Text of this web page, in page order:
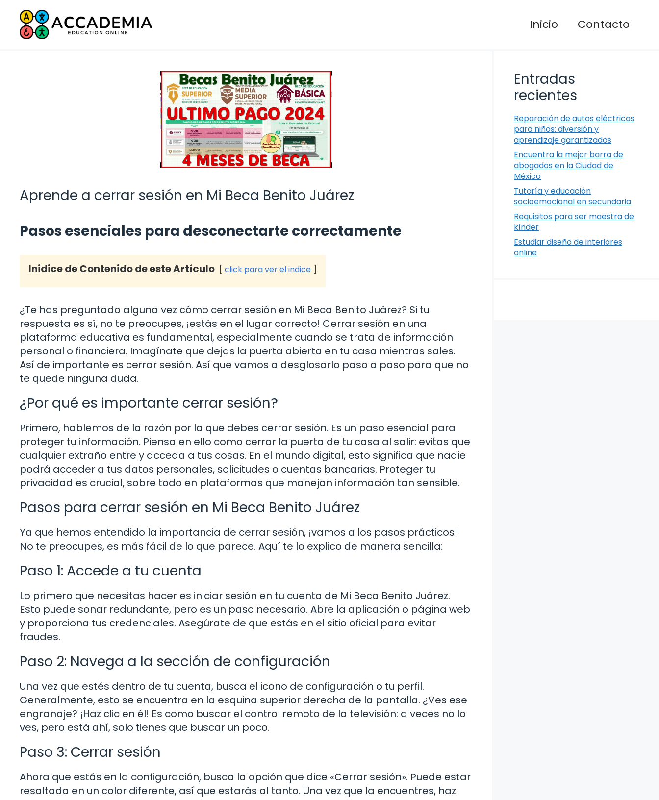
Saltar
contenido
Inicio Contacto
Aprende a cerrar sesión en Mi Beca Benito Juárez
Pasos esenciales para desconectarte correctamente
Inidice de Contenido de este Artículo click para ver el indice
¿Te has preguntado alguna vez cómo cerrar sesión en Mi Beca Benito Juárez? Si tu
respuesta es sí, no te preocupes, ¡estás en el lugar correcto! Cerrar sesión en una
plataforma educativa es fundamental, especialmente cuando se trata de información
personal o financiera. Imagínate que dejas la puerta abierta en tu casa mientras sales.
Así de importante es cerrar sesión. Así que vamos a desglosarlo paso a paso para que no
te quede ninguna duda.
¿Por qué es importante cerrar sesión?
Primero, hablemos de la razón por la que debes cerrar sesión. Es un paso esencial para
proteger tu información. Piensa en ello como cerrar la puerta de tu casa al salir: evitas que
cualquier extraño entre y acceda a tus cosas. En el mundo digital, esto significa que nadie
podrá acceder a tus datos personales, solicitudes o cuentas bancarias. Proteger tu
privacidad es crucial, sobre todo en plataformas que manejan información tan sensible.
Pasos para cerrar sesión en Mi Beca Benito Juárez
Ya que hemos entendido la importancia de cerrar sesión, ¡vamos a los pasos prácticos!
No te preocupes, es más fácil de lo que parece. Aquí te lo explico de manera sencilla:
Paso 1: Accede a tu cuenta
Lo primero que necesitas hacer es iniciar sesión en tu cuenta de Mi Beca Benito Juárez.
Esto puede sonar redundante, pero es un paso necesario. Abre la aplicación o página web
y proporciona tus credenciales. Asegúrate de que estás en el sitio oficial para evitar
fraudes.
Paso 2: Navega a la sección de configuración
Una vez que estés dentro de tu cuenta, busca el icono de configuración o tu perfil.
Generalmente, esto se encuentra en la esquina superior derecha de la pantalla. ¿Ves ese
engranaje? ¡Haz clic en él! Es como buscar el control remoto de la televisión: a veces no lo
ves, pero está ahí, solo tienes que buscar un poco.
Paso 3: Cerrar sesión
Ahora que estás en la configuración, busca la opción que dice «Cerrar sesión». Puede estar
resaltada en un color diferente, así que estarás al tanto. Una vez que la encuentres, haz
Entradas
recientes
Reparación de autos eléctricos
para niños: diversión y
aprendizaje garantizados
Encuentra la mejor barra de
abogados en la Ciudad de
México
Tutoría y educación
socioemocional en secundaria
Requisitos para ser maestra de
kínder
Estudiar diseño de interiores
online